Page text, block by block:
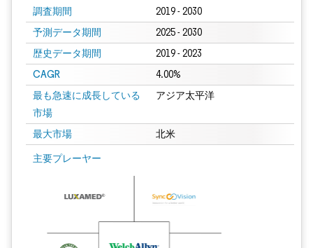
調査期間 2019 - 2030
予測データ期間 2025 - 2030
歴史データ期間 2019 - 2023
CAGR 4.00%
最も急速に成長している
市場
アジア太平洋
最大市場 北米
主要プレーヤー